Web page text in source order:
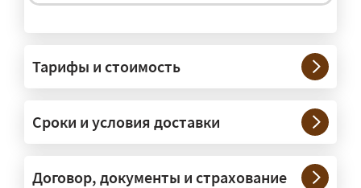
— На тралах и низкорамниках —
платформах, рассчитанных на
крупногабаритную технику и
конструкции. Транспорт подбираем
под конкретные размеры и вес груза.
Тарифы и стоимость
Сроки и условия доставки
Договор, документы и страхование